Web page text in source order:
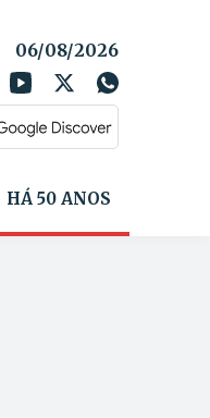
06/08/2026
HÁ 50 ANOS